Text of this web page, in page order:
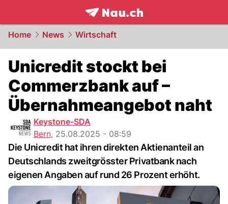
frontpage.NAU.ch
Home News Wirtschaft
Unicredit stockt bei
Commerzbank auf –
Übernahmeangebot naht
Keystone-SDA
Bern, 25.08.2025 - 08:59
Die Unicredit hat ihren direkten Aktienanteil an
Deutschlands zweitgrösster Privatbank nach
eigenen Angaben auf rund 26 Prozent erhöht.